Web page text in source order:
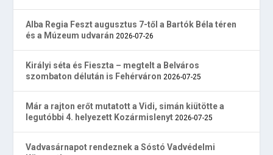
Alba Regia Feszt augusztus 7-től a Bartók Béla téren
és a Múzeum udvarán 2026-07-26
Királyi séta és Fieszta – megtelt a Belváros
szombaton délután is Fehérváron 2026-07-25
Már a rajton erőt mutatott a Vidi, simán kiütötte a
legutóbbi 4. helyezett Kozármislenyt 2026-07-25
Vadvasárnapot rendeznek a Sóstó Vadvédelmi